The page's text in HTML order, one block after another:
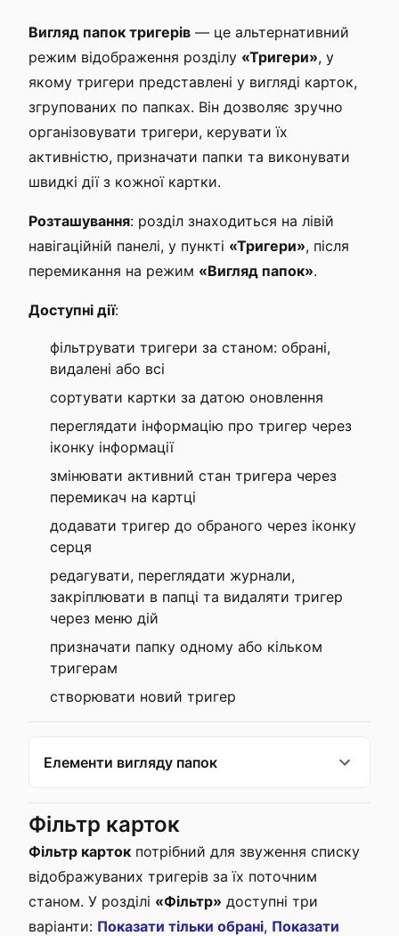
Вигляд папок тригерів — це альтернативний
режим відображення розділу «Тригери», у
якому тригери представлені у вигляді карток,
згрупованих по папках. Він дозволяє зручно
організовувати тригери, керувати їх
активністю, призначати папки та виконувати
швидкі дії з кожної картки.
Розташування: розділ знаходиться на лівій
навігаційній панелі, у пункті «Тригери», після
перемикання на режим «Вигляд папок».
Доступні дії:
фільтрувати тригери за станом: обрані,
видалені або всі
сортувати картки за датою оновлення
переглядати інформацію про тригер через
іконку інформації
змінювати активний стан тригера через
перемикач на картці
додавати тригер до обраного через іконку
серця
редагувати, переглядати журнали,
закріплювати в папці та видаляти тригер
через меню дій
призначати папку одному або кільком
тригерам
створювати новий тригер
Елементи вигляду папок
Фільтр карток
Фільтр карток потрібний для звуження списку
відображуваних тригерів за їх поточним
станом. У розділі «Фільтр» доступні три
варіанти: Показати тільки обрані, Показати